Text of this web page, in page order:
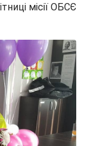
місії ОБСЄ